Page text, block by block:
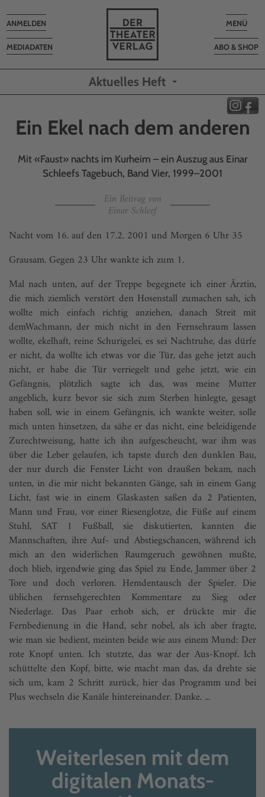
Toggle
MENÜ
ABO & SHOP
MEDIADATEN
Toggle
navigation
ANMELDEN
Aktuelles Heft
Ein Ekel nach dem anderen
Mit «Faust» nachts im Kurheim – ein Auszug aus Einar
Schleefs Tagebuch, Band Vier, 1999–2001
Ein Beitrag von
Einar Schleef
Nacht vom 16. auf den 17.2. 2001 und Morgen 6 Uhr 35
Grausam. Gegen 23 Uhr wankte ich zum 1.
Mal nach unten, auf der Treppe begegnete ich einer Ärztin,
die mich ziemlich verstört den Hosenstall zumachen sah, ich
wollte mich einfach richtig anziehen, danach Streit mit
demWachmann, der mich nicht in den Fernsehraum lassen
wollte, ekelhaft, reine Schurigelei, es sei Nachtruhe, das dürfe
er nicht, da wollte ich etwas vor die Tür, das gehe jetzt auch
nicht, er habe die Tür verriegelt und gehe jetzt, wie ein
Gefängnis, plötzlich sagte ich das, was meine Mutter
angeblich, kurz bevor sie sich zum Sterben hinlegte, gesagt
haben soll, wie in einem Gefängnis, ich wankte weiter, solle
mich unten hinsetzen, da sähe er das nicht, eine beleidigende
Zurechtweisung, hatte ich ihn aufgescheucht, war ihm was
über die Leber gelaufen, ich tapste durch den dunklen Bau,
der nur durch die Fenster Licht von draußen bekam, nach
unten, in die mir nicht bekannten Gänge, sah in einem Gang
Licht, fast wie in einem Glaskasten saßen da 2 Patienten,
Mann und Frau, vor einer Riesenglotze, die Füße auf einem
Stuhl, SAT 1 Fußball, sie diskutierten, kannten die
Mannschaften, ihre Auf- und Abstiegschancen, während ich
mich an den widerlichen Raumgeruch gewöhnen mußte,
doch blieb, irgendwie ging das Spiel zu Ende, Jammer über 2
Tore und doch verloren. Hemdentausch der Spieler. Die
üblichen fernsehgerechten Kommentare zu Sieg oder
Niederlage. Das Paar erhob sich, er drückte mir die
Fernbedienung in die Hand, sehr nobel, als ich aber fragte,
wie man sie bedient, meinten beide wie aus einem Mund: Der
rote Knopf unten. Ich stutzte, das war der Aus-Knopf. Ich
schüttelte den Kopf, bitte, wie macht man das, da drehte sie
sich um, kam 2 Schritt zurück, hier das Programm und bei
Plus wechseln die Kanäle hintereinander. Danke. ...
Weiterlesen mit dem
digitalen Monats-